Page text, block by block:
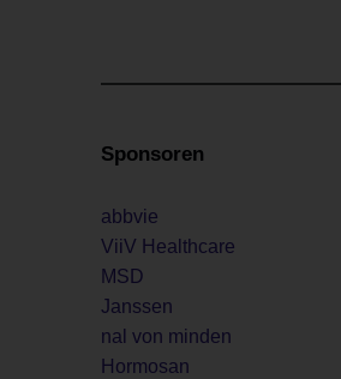
Sponsoren
abbvie
ViiV Healthcare
MSD
Janssen
nal von minden
Hormosan